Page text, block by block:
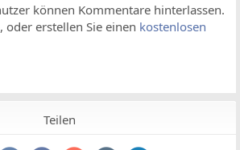
können Kommentare hinterlassen.
, oder erstellen Sie einen kostenlosen
Teilen